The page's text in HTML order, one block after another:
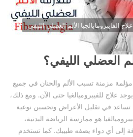
الفايبرومايالجيا الألم العضلي الليفي
العضلي الليفي؟
مؤلمة مزمنة تسبب الألم والحنان في جميع
علاج للفيبروميالغيا حتى الآن. ومع ذلك،
تساعد في تقليل الأعراض وتحسين نوعية
هو ممارسة الرياضة البدنية،
إلى أي دواء يصفه طبيبك. كما تستخدم